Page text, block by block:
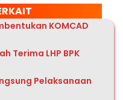
KOMCAD
Terima LHP BPK
Pelaksanaan